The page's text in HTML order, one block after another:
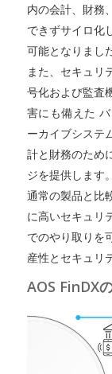
内の会計、財務
できずサイロ化
可能となりました
また、セキュリ
号化および監査
害にも備えた
ーカイブシステ
計と財務のため
ジを提供します。
通常の製品と比
に高いセキュリ
でのやり取りを
産性とセキュリ
AOS FinDX